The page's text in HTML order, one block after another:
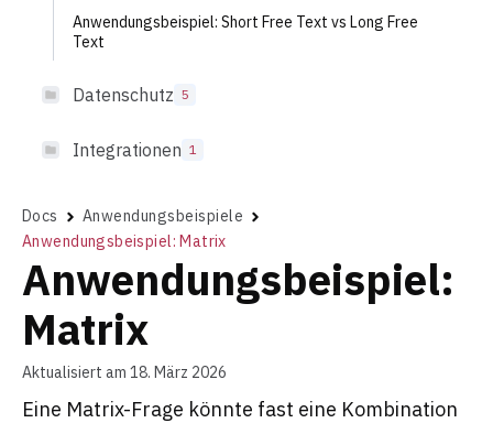
Anwendungsbeispiel: Short Free Text vs Long Free
Text
Datenschutz 5
Integrationen 1
Docs
Anwendungsbeispiele
Anwendungsbeispiel: Matrix
Anwendungsbeispiel:
Matrix
Aktualisiert am 18. März 2026
Eine Matrix-Frage könnte fast eine Kombination